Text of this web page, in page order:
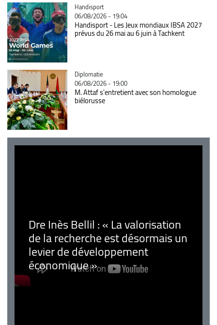
Catégorie
Handisport
06/08/2026 - 19:04
Handisport - Les Jeux mondiaux IBSA 2027
prévus du 26 mai au 6 juin à Tachkent
Catégorie
Diplomatie
06/08/2026 - 19:00
M. Attaf s'entretient avec son homologue
biélorusse
Dre Inès Bellil : « La valorisation
de la recherche est désormais un
levier de développement
économique »